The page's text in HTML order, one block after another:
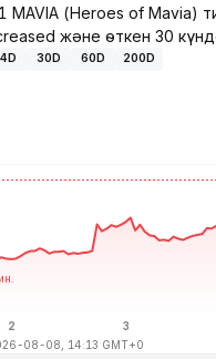
1 MAVIA (Heroes of
және өткен 30
30D 60D 200D
08-08, 14:13 GMT+0